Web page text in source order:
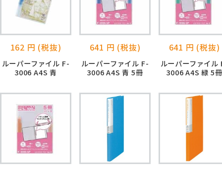
162 円 (税抜)
ルーパーファイル F-
3006 A4S 青
641 円 (税抜)
ルーパーファイル F-
3006 A4S 青 5冊
641 円 (税抜)
ルーパーファイル
3006 A4S 緑 5冊